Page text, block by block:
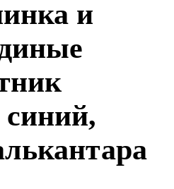
и